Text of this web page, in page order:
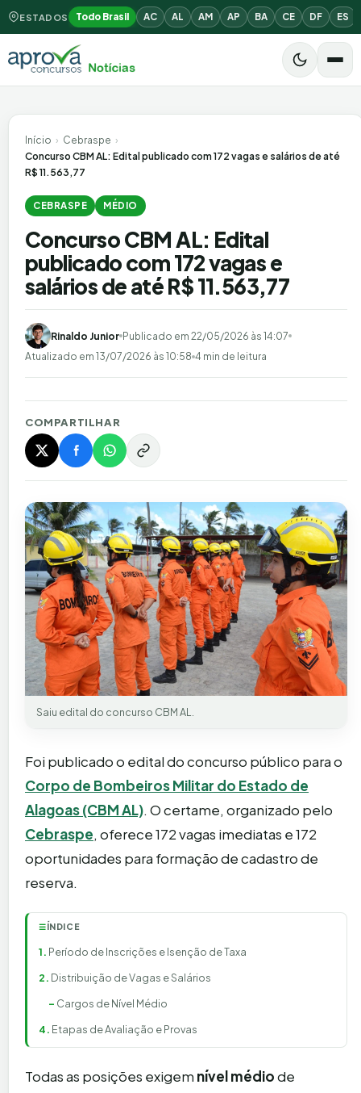
ESTADOS Todo Brasil AC AL AM AP BA CE DF ES
Início › Cebraspe ›
Concurso CBM AL: Edital publicado com 172 vagas e salários de até
R$ 11.563,77
CEBRASPE MÉDIO
Concurso CBM AL: Edital
publicado com 172 vagas e
salários de até R$ 11.563,77
Rinaldo Junior Publicado em 22/05/2026 às 14:07
Atualizado em 13/07/2026 às 10:58 4 min de leitura
COMPARTILHAR
Saiu edital do concurso CBM AL.
Foi publicado o edital do concurso público para o
Corpo de Bombeiros Militar do Estado de
Alagoas (CBM AL). O certame, organizado pelo
Cebraspe, oferece 172 vagas imediatas e 172
oportunidades para formação de cadastro de
reserva.
☰ÍNDICE
Período de Inscrições e Isenção de Taxa
Distribuição de Vagas e Salários
Cargos de Nível Médio
Etapas de Avaliação e Provas
Todas as posições exigem nível médiode